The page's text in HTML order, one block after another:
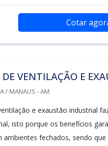
Cotar
VENTILAÇÃO E
/ MANAUS - AM
e exaustão industrial
isto porque os benefícios
ambientes fechados, sendo